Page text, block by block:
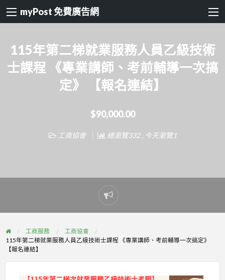
myPost 免費廣告網
115年第二梯就業服務人員乙級技術
士課程 《專業講師、考前輔導一次搞
定》 【報名連結】
$90,000.00
工商協會 總瀏覽332 , 今天瀏覽1
Report
problem
工商服務
工商協會
115年第二梯就業服務人員乙級技術士課程 《專業講師、考前輔導一次搞定》
【報名連結】